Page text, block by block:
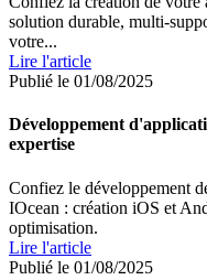
solution durable, multi-
votre...
Lire l'article
Publié le 01/08/2025
Développement
expertise
Confiez le développement
IOcean : création iOS et
optimisation.
Lire l'article
Publié le 01/08/2025